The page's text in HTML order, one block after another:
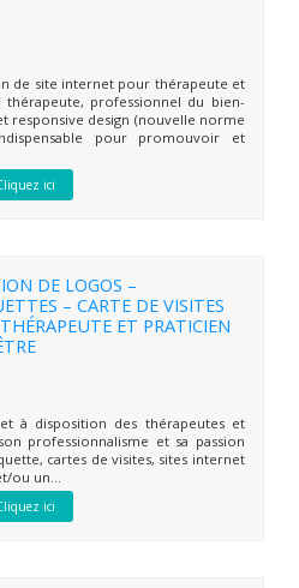
de site internet pour thérapeute et
professionnel du bien-
responsive design (nouvelle norme
pour promouvoir et
ici
DE LOGOS –
– CARTE DE VISITES
ET PRATICIEN
à disposition des thérapeutes et
professionnalisme et sa passion
cartes de visites, sites internet
ou un...
ici